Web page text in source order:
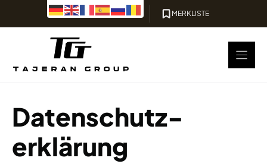
MERKLISTE
Datenschutz­
erklärung